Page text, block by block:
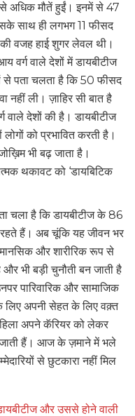
से अधिक मौतें हुईं। इनमें से 47
साथ ही लगभग 11 फीसद
की वजह हाई शुगर लेवल थी।
वर्ग वाले देशों में डायबीटीज
पता चलता है कि 50 फीसद
नहीं ली। ज़ाहिर सी बात है
वाले देशों की है। डायबीटीज
को प्रभावित करती है।
भी बढ़ जाता है।
थकावट को ‘डायबिटिक
चला है कि डायबीटीज के 86
हैं। अब चूंकि यह जीवन भर
मानसिक और शारीरिक रूप से
भी बड़ी चुनौती बन जाती है
पारिवारिक और सामाजिक
लिए अपनी सेहत के लिए वक़्त
अपने कॅरियर को लेकर
जाती हैं। आज के ज़माने में भले
से छुटकारा नहीं मिल
और उससे होने वाली